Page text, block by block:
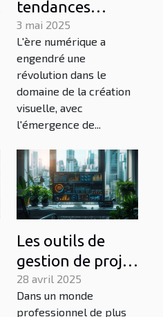
tendances
actuelles en
création visuelle
assistée par IA
3 mai 2025
L'ère numérique a
engendré une
révolution dans le
domaine de la création
visuelle, avec
l'émergence de...
Les outils de
gestion de projet
sous-estimés qui
peuvent
28 avril 2025
Dans un monde
professionnel de plus